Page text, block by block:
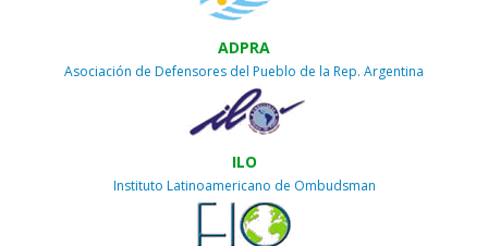
ADPRA
Asociación de Defensores del Pueblo de la Rep. Argentina
ILO
Instituto Latinoamericano de Ombudsman